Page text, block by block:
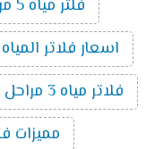
فلتر مياه 5 مراحل
اسعار فلاتر المياه 2022
فلاتر مياه 3 مراحل
مميزات